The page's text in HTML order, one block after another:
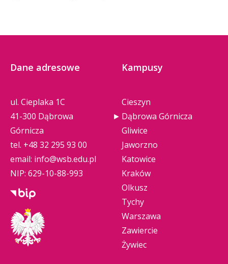
Dane adresowe
ul. Cieplaka 1C
41-300 Dąbrowa
Górnicza
tel. +48 32 295 93 00
email: info@wsb.edu.pl
NIP: 629-10-88-993
Kampusy
Cieszyn
Dąbrowa Górnicza
Gliwice
Jaworzno
Katowice
Kraków
Olkusz
Tychy
Warszawa
Zawiercie
Żywiec